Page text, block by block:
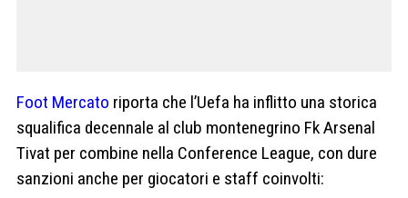
Foot Mercato riporta che l’Uefa ha inflitto una storica
squalifica decennale al club montenegrino Fk Arsenal
Tivat per combine nella Conference League, con dure
sanzioni anche per giocatori e staff coinvolti: